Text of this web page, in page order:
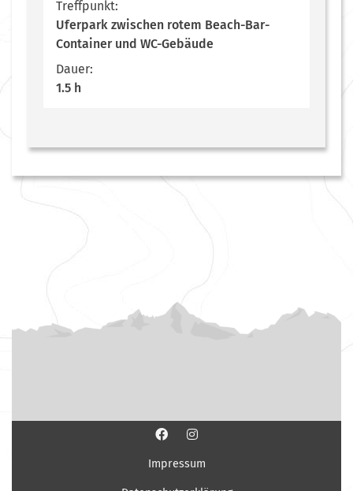
Treffpunkt:
Uferpark zwischen rotem Beach-Bar-
Container und WC-Gebäude
Dauer:
1.5 h
Impressum